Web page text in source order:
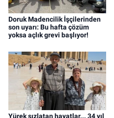
Doruk Madencilik İşçilerinden
son uyarı: Bu hafta çözüm
yoksa açlık grevi başlıyor!
Yürek sızlatan hayatlar... 34 yıl